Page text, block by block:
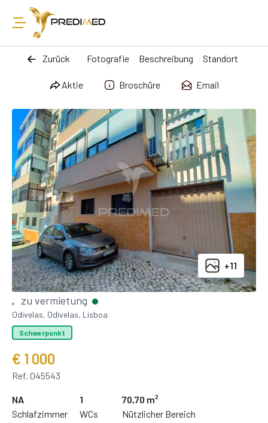
Zurück Fotografie Beschreibung Standort
Aktie Broschüre Email
+11
, zu vermietung
Odivelas, Odivelas, Lisboa
Schwerpunkt
€ 1 000
Ref. 045543
NA
Schlafzimmer
1
WCs
70,70 m²
Nützlicher Bereich